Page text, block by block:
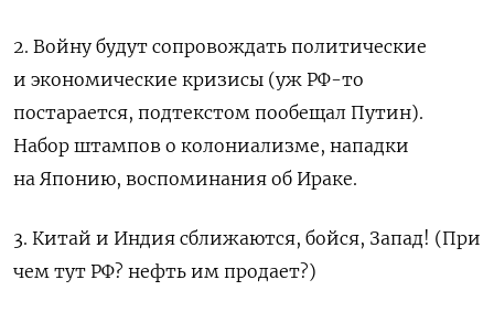
2. Войну будут сопровождать политические
и экономические кризисы (уж РФ-то
постарается, подтекстом пообещал Путин).
Набор штампов о колониализме, нападки
на Японию, воспоминания об Ираке.
3. Китай и Индия сближаются, бойся, Запад! (При
чем тут РФ? нефть им продает?)